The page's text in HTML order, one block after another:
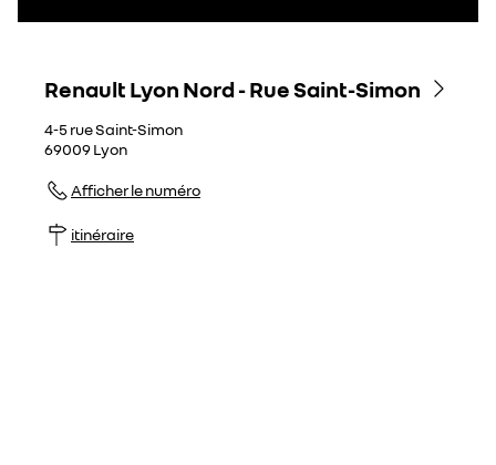
Renault Lyon Nord - Rue Saint-Simon
4-5 rue Saint-Simon
69009Lyon
Afficher le numéro
itinéraire